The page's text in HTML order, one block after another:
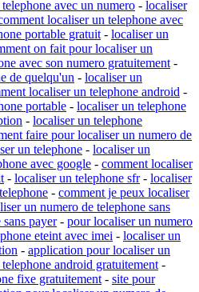
avec un numero - localiser
localiser un telephone avec
portable gratuit - localiser un
on fait pour localiser un
avec son numero gratuitement -
de quelqu'un - localiser un
localiser un telephone android -
portable - localiser un telephone
- localiser un telephone
faire pour localiser un numero de
un telephone - localiser un
avec google - comment localiser
- localiser un telephone sfr- localiser
- comment je peux localiser
un numero de telephone sans
payer- pour localiser un numero
eteint avec imei - localiser un
- application pour localiser un
android gratuitement -
fixe gratuitement - site pour